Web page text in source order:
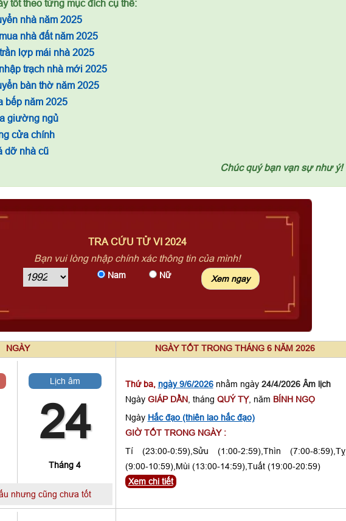
tốt theo từng mục đích cụ thể:
nhà năm 2025
nhà đất năm 2025
lợp mái nhà 2025
trạch nhà mới 2025
bàn thờ năm 2025
bếp năm 2025
giường ngủ
cửa chính
dỡ nhà cũ
Chúc quý bạn vạn sự như ý!
TRA CỨU TỬ VI 2024
Bạn vui lòng nhập chính xác thông tin của mình!
Nam Nữ
NGÀY NGÀY TỐT TRONG THÁNG 6 NĂM 2026
Lịch âm
24
Tháng 4
nhưng cũng chưa tốt
Thứ ba, ngày 9/6/2026nhằm ngày 24/4/2026 Âm lịch
Ngày GIÁP DẦN, tháng QUÝ TỴ, năm BÍNH NGỌ
Ngày Hắc đạo (thiên lao hắc đạo)
GIỜ TỐT TRONG NGÀY :
Tí (23:00-0:59),Sửu (1:00-2:59),Thìn (7:00-8:59),Tỵ
(9:00-10:59),Mùi (13:00-14:59),Tuất (19:00-20:59)
Xem chi tiết